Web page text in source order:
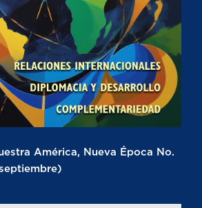
América, Nueva Época No.